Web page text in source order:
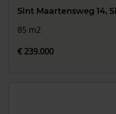
Sint Maartensweg 14,
85 m2
€ 239.000